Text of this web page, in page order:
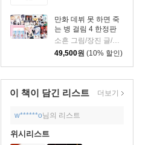
만화 데뷔 못 하면 죽
는 병 걸림 4 한정판
소흔 그림/장진 글/백덕수 원저
49,500원 (10% 할인)
이 책이 담긴 리스트 더보기
w******o님의 리스트
위시리스트